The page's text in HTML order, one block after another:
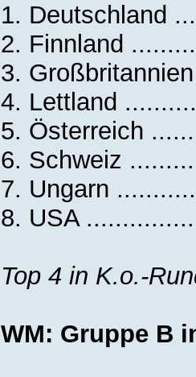
1. Deutschland
2. Finnland
3.
4. Lettland
5. Österreich
6. Schweiz
7. Ungarn
8. USA
Top 4 in K.o.-
WM: Gruppe B